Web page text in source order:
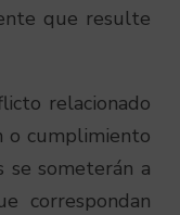
que resulte
relacionado
o cumplimiento
se someterán a
correspondan